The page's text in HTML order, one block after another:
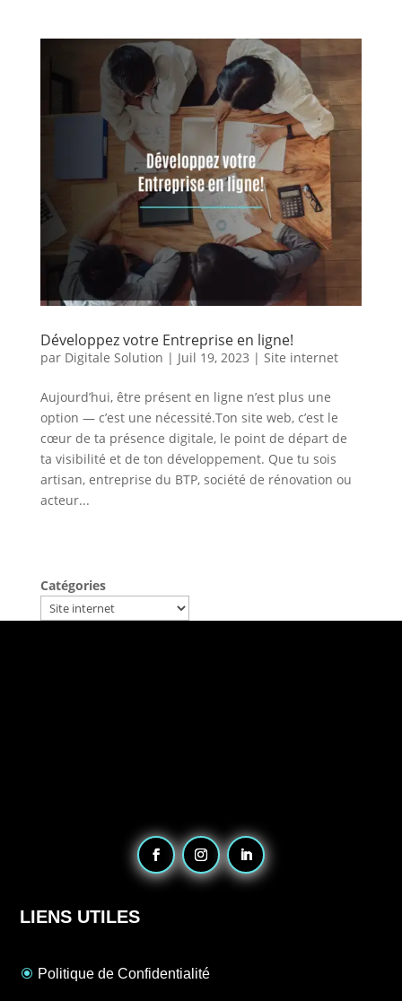
Développez votre Entreprise en ligne!
par Digitale Solution | Juil 19, 2023 | Site internet
Aujourd’hui, être présent en ligne n’est plus une
option — c’est une nécessité.Ton site web, c’est le
cœur de ta présence digitale, le point de départ de
ta visibilité et de ton développement. Que tu sois
artisan, entreprise du BTP, société de rénovation ou
acteur...
Catégories
LIENS UTILES
Politique de Confidentialité